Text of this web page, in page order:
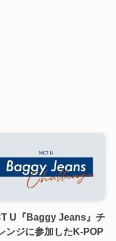
U『Baggy Jeans』チ
ンジに参加したK-POP